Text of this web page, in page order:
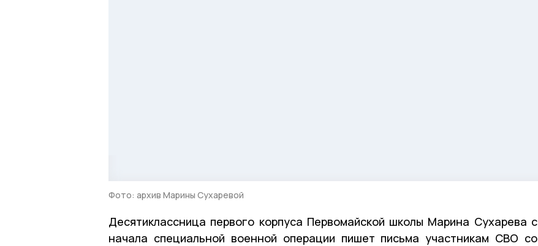
Фото: архив Марины Сухаревой
Десятиклассница первого корпуса Первомайской школы Марина Сухарева с
начала специальной военной операции пишет письма участникам СВО со